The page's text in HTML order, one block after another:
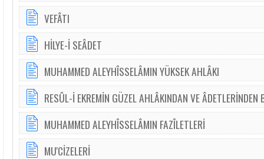
VEFÂTI
HİLYE-İ SEÂDET
MUHAMMED ALEYHÎSSELÂMIN YÜKSEK AHLÂKI
RESÛL-İ EKREMİN GÜZEL AHLÂKINDAN VE ÂDETLERİNDEN
MUHAMMED ALEYHÎSSELÂMIN FAZÎLETLERİ
MU'CİZELERİ